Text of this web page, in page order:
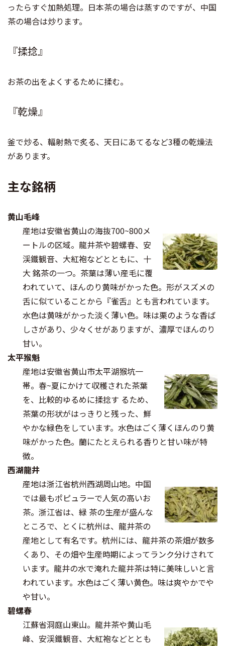
ったらすぐ加熱処理。日本茶の場合は蒸すのですが、中国
茶の場合は炒ります。
『揉捻』
お茶の出をよくするために揉む。
『乾燥』
釜で炒る、輻射熱で炙る、天日にあてるなど3種の乾燥法
があります。
主な銘柄
黄山毛峰
産地は安徽省黄山の海抜700~800メ
ートルの区域。龍井茶や碧螺春、安
渓鐵観音、大紅袍などとともに、十
大 銘茶の一つ。茶葉は薄い産毛に覆
われていて、ほんのり黄味がかった色。形がスズメの
舌に似ていることから『雀舌』とも言われています。
水色は黄味がかった淡く薄い色。味は栗のような香ば
しさがあり、少々くせがありますが、濃厚でほんのり
甘い。
太平猴魁
産地は安徽省黄山市太平湖猴坑一
帯。春~夏にかけて収穫された茶葉
を、比較的ゆるめに揉捻す るため、
茶葉の形状がはっきりと残った、鮮
やかな緑色をしています。水色はごく薄くほんのり黄
味がかった色。蘭にたとえられる香りと甘い味が特
徴。
西湖龍井
産地は浙江省杭州西湖周山地。中国
では最もポピュラーで人気の高いお
茶。浙江省は、緑 茶の生産が盛んな
ところで、とくに杭州は、龍井茶の
産地として有名です。杭州には、龍井茶の茶畑が数多
くあり、その畑や生産時期によってランク分けされて
います。龍井の水で淹れた龍井茶は特に美味しいと言
われています。水色はごく薄い黄色。味は爽やかでや
や甘い。
碧螺春
江蘇省洞庭山東山。龍井茶や黄山毛
峰、安渓鐵観音、大紅袍などととも